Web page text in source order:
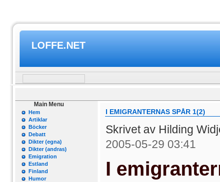
LOFFE.NET
Main Menu
Hem
Artiklar
Böcker
Debatt
Dikter (egna)
Dikter (andras)
Emigration
Estland
Finland
Humor
I EMIGRANTERNAS SPÅR 1(2)
Skrivet av Hilding
2005-05-29 03:41
I